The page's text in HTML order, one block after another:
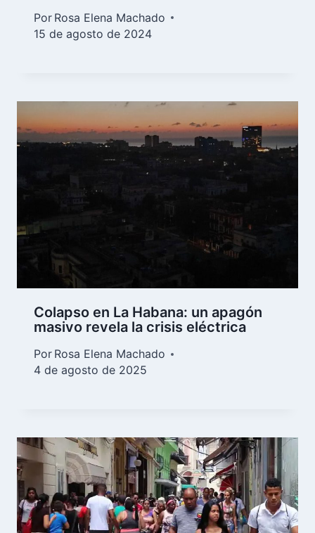
Por Rosa Elena Machado
15 de agosto de 2024
Colapso en La Habana: un apagón
masivo revela la crisis eléctrica
Por Rosa Elena Machado
4 de agosto de 2025